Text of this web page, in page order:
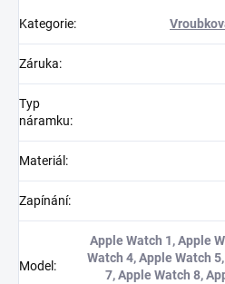
Kategorie:
Záruka:
Typ
náramku:
Materiál :
Zapínání:
Model :
Apple Watch 1, Apple
Watch 4, Apple Watch
7, Apple Watch 8,